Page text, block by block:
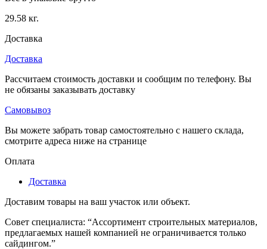
29.58 кг.
Доставка
Доставка
Рассчитаем стоимость доставки и сообщим по телефону. Вы
не обязаны заказывать доставку
Самовывоз
Вы можете забрать товар самостоятельно с нашего склада,
смотрите адреса ниже на странице
Оплата
Доставка
Доставим товары на ваш участок или объект.
Совет специалиста: “Ассортимент строительных материалов,
предлагаемых нашей компанией не ограничивается только
сайдингом.”